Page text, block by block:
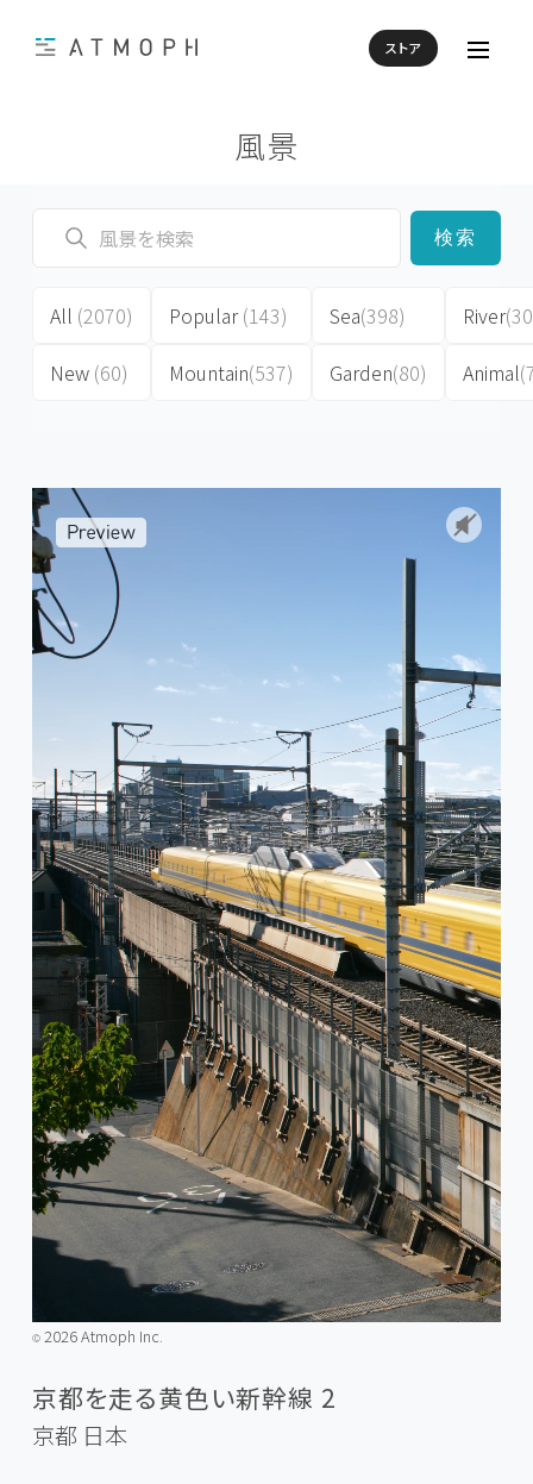
ストア
風景
検索
All (2070)
New (60)
Popular(143)
Mountain(537)
Sea(398)
Garden(80)
River
Animal
©️2026 Atmoph Inc.
京都を走る黄色い新幹線 2
京都 日本